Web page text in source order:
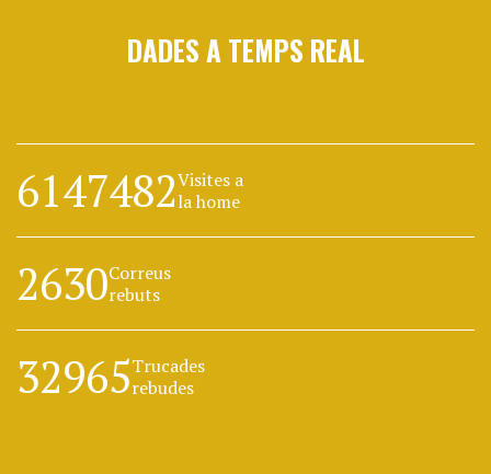
DADES A TEMPS REAL
6147482Visites a
la home
2630Correus
rebuts
32965Trucades
rebudes